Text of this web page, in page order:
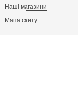
Наші магазини
Мапа сайту